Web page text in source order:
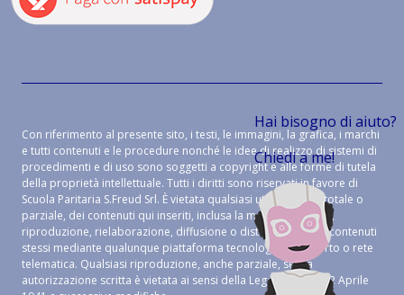
Hai bisogno di aiuto?
Chiedi a me!
Con riferimento al presente sito, i testi, le immagini, la grafica, i marchi
e tutti contenuti e le procedure nonché le idee di realizzo di sistemi di
procedimenti e di uso sono soggetti a copyright e alle forme di tutela
della proprietà intellettuale. Tutti i diritti sono riservati in favore di
Scuola Paritaria S.Freud Srl. È vietata qualsiasi utilizzazione, totale o
parziale, dei contenuti qui inseriti, inclusa la memorizzazione,
riproduzione, rielaborazione, diffusione o distribuzione dei contenuti
stessi mediante qualunque piattaforma tecnologica, supporto o rete
telematica. Qualsiasi riproduzione, anche parziale, senza
autorizzazione scritta è vietata ai sensi della Legge 633 del 22 Aprile